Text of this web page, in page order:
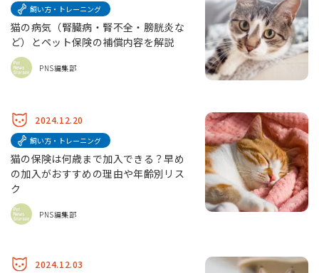
飼い方・トレーニング
猫の病気（腎臓病・腎不全・膀胱炎な
ど）とペット保険の補償内容を解説
PNS編集部
2024.12.20
飼い方・トレーニング
猫の保険は何歳まで加入できる？早め
の加入がおすすめの理由や年齢別リス
ク
PNS編集部
2024.12.03